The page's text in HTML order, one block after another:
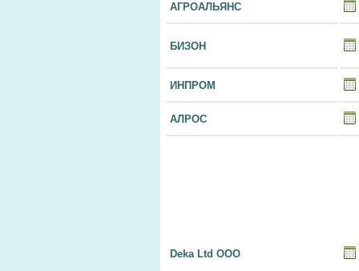
АГРОАЛЬЯНС
БИЗОН
ИНПРОМ
АЛРОС
Deka Ltd ООО